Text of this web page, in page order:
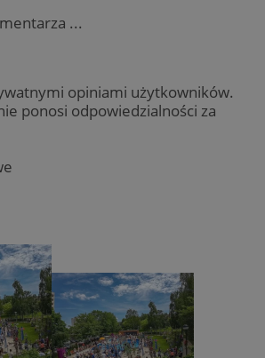
...
opiniami użytkowników.
ponosi odpowiedzialności za